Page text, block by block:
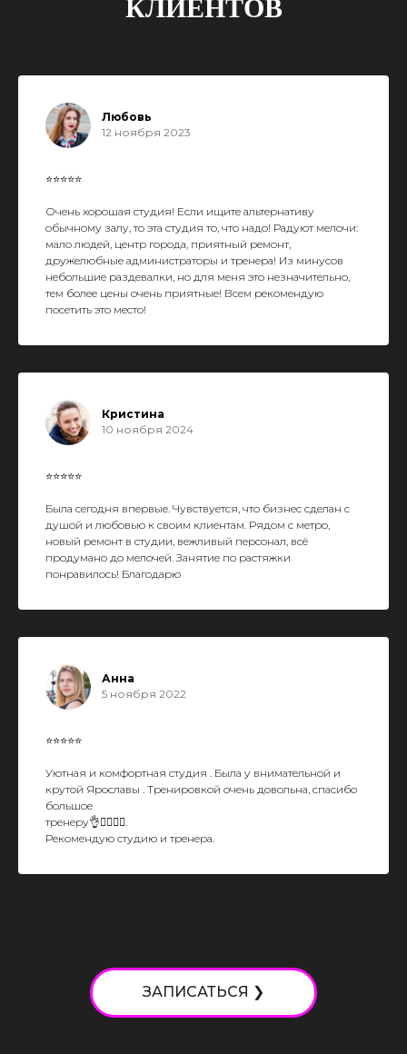
КЛИЕНТОВ
Любовь
12 ноября 2023
⭐⭐⭐⭐⭐
Очень хорошая студия! Если ищите альтернативу
обычному залу, то эта студия то, что надо! Радуют мелочи:
мало людей, центр города, приятный ремонт,
дружелюбные администраторы и тренера! Из минусов
небольшие раздевалки, но для меня это незначительно,
тем более цены очень приятные! Всем рекомендую
посетить это место!
Кристина
10 ноября 2024
⭐⭐⭐⭐⭐
Была сегодня впервые. Чувствуется, что бизнес сделан с
душой и любовью к своим клиентам. Рядом с метро,
новый ремонт в студии, вежливый персонал, всё
продумано до мелочей. Занятие по растяжки
понравилось! Благодарю
Анна
5 ноября 2022
⭐⭐⭐⭐⭐
Уютная и комфортная студия . Была у внимательной и
крутой Ярославы . Тренировкой очень довольна, спасибо
большое
тренеру👌👍🏻👏🏻.
Рекомендую студию и тренера.
ЗАПИСАТЬСЯ ❯